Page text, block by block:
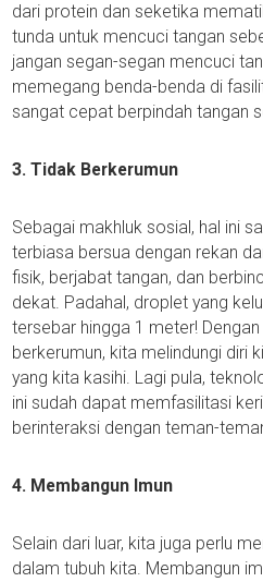
dari protein dan seketika
tunda untuk mencuci tangan
jangan segan-segan mencuci
memegang benda-benda di
sangat cepat berpindah tangan
3. Tidak Berkerumun
Sebagai makhluk sosial, hal ini
terbiasa bersua dengan rekan
fisik, berjabat tangan, dan
dekat. Padahal, droplet yang
tersebar hingga 1 meter!
berkerumun, kita melindungi diri
yang kita kasihi. Lagi pula,
ini sudah dapat memfasilitasi
berinteraksi dengan teman-
4. Membangun Imun
Selain dari luar, kita juga perlu
dalam tubuh kita. Membangun